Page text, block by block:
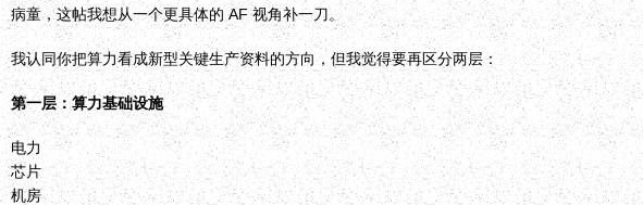
病童，这帖我想从一个更具体的 AF 视角补一刀。
我认同你把算力看成新型关键生产资料的方向，但我觉得要再区分两层：
第一层：算力基础设施
电力
芯片
机房